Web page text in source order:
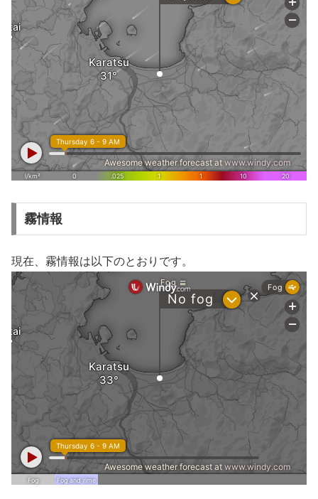
霧情報
現在、霧情報は以下のとおりです。